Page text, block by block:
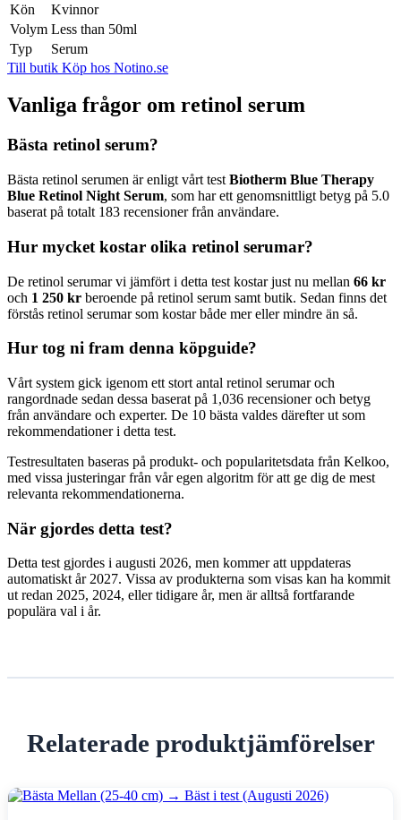
Kön
Kvinnor
Volym Less than 50ml
Typ
Serum
Till butik Köp hos Notino.se
Vanliga frågor om retinol serum
Bästa retinol serum?
Bästa retinol serumen är enligt vårt test Biotherm Blue Therapy
Blue Retinol Night Serum, som har ett genomsnittligt betyg på 5.0
baserat på totalt 183 recensioner från användare.
Hur mycket kostar olika retinol serumar?
De retinol serumar vi jämfört i detta test kostar just nu mellan 66 kr
och 1 250 kr beroende på retinol serum samt butik. Sedan finns det
förstås retinol serumar som kostar både mer eller mindre än så.
Hur tog ni fram denna köpguide?
Vårt system gick igenom ett stort antal retinol serumar och
rangordnade sedan dessa baserat på 1,036 recensioner och betyg
från användare och experter. De 10 bästa valdes därefter ut som
rekommendationer i detta test.
Testresultaten baseras på produkt- och popularitetsdata från Kelkoo,
med vissa justeringar från vår egen algoritm för att ge dig de mest
relevanta rekommendationerna.
När gjordes detta test?
Detta test gjordes i augusti 2026, men kommer att uppdateras
automatiskt år 2027. Vissa av produkterna som visas kan ha kommit
ut redan 2025, 2024, eller tidigare år, men är alltså fortfarande
populära val i år.
Relaterade produktjämförelser